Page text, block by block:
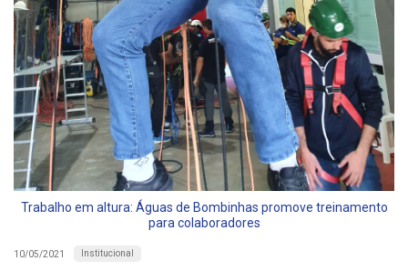
Trabalho em altura: Águas de Bombinhas promove treinamento
para colaboradores
10/05/2021 Institucional